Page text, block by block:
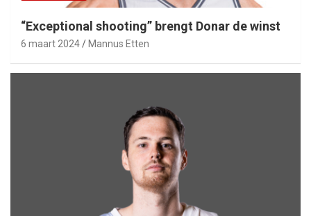
“Exceptional shooting” brengt Donar de winst
6 maart 2024 Mannus Etten